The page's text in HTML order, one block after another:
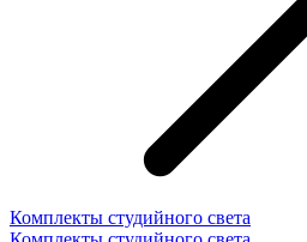
Комплекты студийного света